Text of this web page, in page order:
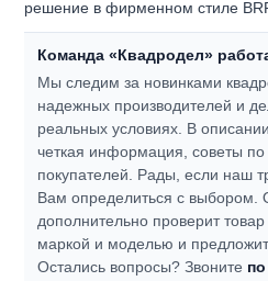
решение в фирменном стиле
Команда «Квадродел»
Мы следим за новинками
надежных производителей и
реальных условиях. В
четкая информация, советы
покупателей. Рады, если наш
Вам определиться с выбором.
дополнительно проверит
маркой и моделью и предложит
Остались вопросы? Звоните